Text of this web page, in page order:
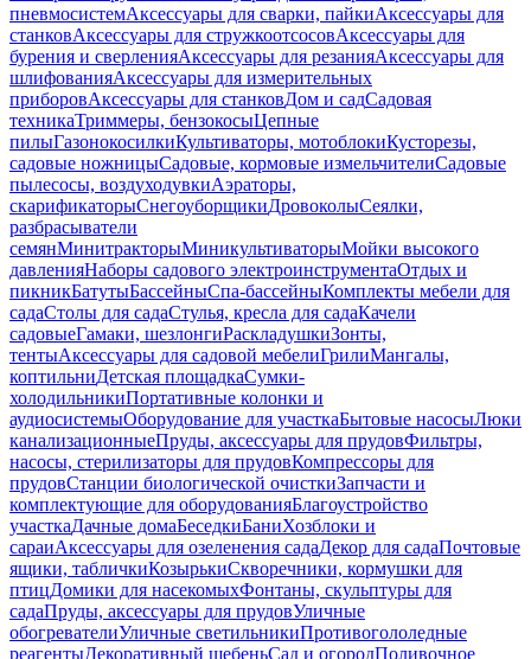
пневмосистемАксессуары для сварки, пайкиАксессуары для
станковАксессуары для стружкоотсосовАксессуары для
бурения и сверленияАксессуары для резанияАксессуары для
шлифованияАксессуары для измерительных
приборовАксессуары для станковДом и садСадовая
техникаТриммеры, бензокосыЦепные
пилыГазонокосилкиКультиваторы, мотоблокиКусторезы,
садовые ножницыСадовые, кормовые измельчителиСадовые
пылесосы, воздуходувкиАэраторы,
скарификаторыСнегоуборщикиДровоколыСеялки,
разбрасыватели
семянМинитракторыМиникультиваторыМойки высокого
давленияНаборы садового электроинструментаОтдых и
пикникБатутыБассейныСпа-бассейныКомплекты мебели для
садаСтолы для садаСтулья, кресла для садаКачели
садовыеГамаки, шезлонгиРаскладушкиЗонты,
тентыАксессуары для садовой мебелиГрилиМангалы,
коптильниДетская площадкаСумки-
холодильникиПортативные колонки и
аудиосистемыОборудование для участкаБытовые насосыЛюки
канализационныеПруды, аксессуары для прудовФильтры,
насосы, стерилизаторы для прудовКомпрессоры для
прудовСтанции биологической очисткиЗапчасти и
комплектующие для оборудованияБлагоустройство
участкаДачные домаБеседкиБаниХозблоки и
сараиАксессуары для озеленения садаДекор для садаПочтовые
ящики, табличкиКозырькиСкворечники, кормушки для
птицДомики для насекомыхФонтаны, скульптуры для
садаПруды, аксессуары для прудовУличные
обогревателиУличные светильникиПротивогололедные
реагентыДекоративный щебеньСад и огородПоливочное